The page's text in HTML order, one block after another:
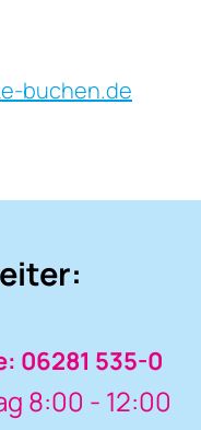
buchen.de
06281 535-0
8:00 - 12:00